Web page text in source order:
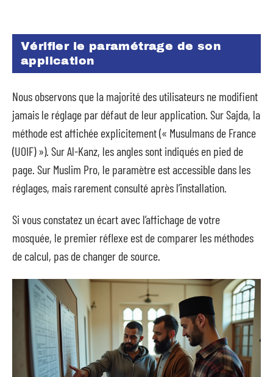
Vérifier le paramétrage de son
application
Nous observons que la majorité des utilisateurs ne modifient
jamais le réglage par défaut de leur application. Sur Sajda, la
méthode est affichée explicitement (« Musulmans de France
(UOIF) »). Sur Al-Kanz, les angles sont indiqués en pied de
page. Sur Muslim Pro, le paramètre est accessible dans les
réglages, mais rarement consulté après l’installation.
Si vous constatez un écart avec l’affichage de votre
mosquée, le premier réflexe est de comparer les méthodes
de calcul, pas de changer de source.